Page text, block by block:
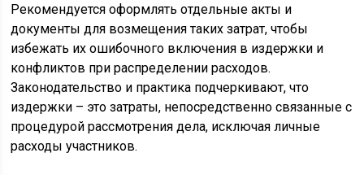
Рекомендуется оформлять отдельные акты и
документы для возмещения таких затрат, чтобы
избежать их ошибочного включения в издержки и
конфликтов при распределении расходов.
Законодательство и практика подчеркивают, что
издержки – это затраты, непосредственно связанные с
процедурой рассмотрения дела, исключая личные
расходы участников.